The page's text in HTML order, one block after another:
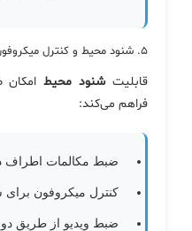
۵. شنود محیط و کنترل میکروفون
قابلیت شنود محیطامکان
فراهم می‌کند:
ضبط مکالمات اطراف
کنترل میکروفون
ضبط ویدیو از طریق